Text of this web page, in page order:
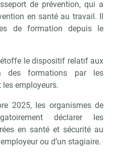
de prévention, qui a
en santé au travail. Il
de formation depuis le
le dispositif relatif aux
des formations par les
employeurs.
2025, les organismes de
déclarer les
en santé et sécurité au
ou d’un stagiaire.
RH MatinAbonnez-